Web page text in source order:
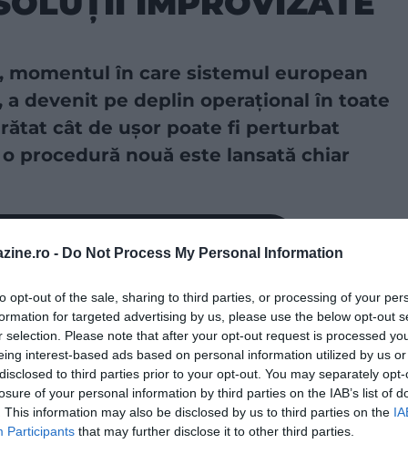
- Do Not Process My Personal Information
opt-out of the sale, sharing to third parties, or processing of your
for targeted advertising by us, please use the below opt-out
selection. Please note that after your opt-out request is processed
interest-based ads based on personal information utilized by us
to third parties prior to your opt-out. You may separately
of your personal information by third parties on the IAB’s list of
This information may also be disclosed by us to third parties on the
Participants that may further disclose it to other third parties.
momentul în care sistemul european
a devenit pe deplin operațional în toate
cât de ușor poate fi perturbat
procedură nouă este lansată chiar
preferată în Căutarea Google!
cetățenii din afara Uniunii Europene care intră
de călătorie, fotografia facială și
de permise de ședere și de vize de lungă
un card de rezidență emis ca membru de familie
că EES face controlul la frontieră mai modern
legal, însă debutul din aprilie a avut un cost
apărut mai ales în contact cu realitatea din teren.
impi de așteptare de două până la trei ore în